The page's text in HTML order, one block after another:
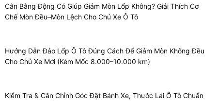
Cân Bằng Động Có Giúp Giảm Mòn Lốp Không? Giải Thích Cơ
Chế Mòn Đều–Mòn Lệch Cho Chủ Xe Ô Tô
Hướng Dẫn Đảo Lốp Ô Tô Đúng Cách Để Giảm Mòn Không Đều
Cho Chủ Xe Mới (Kèm Mốc 8.000–10.000 km)
Kiểm Tra & Cân Chỉnh Góc Đặt Bánh Xe, Thước Lái Ô Tô Chuẩn